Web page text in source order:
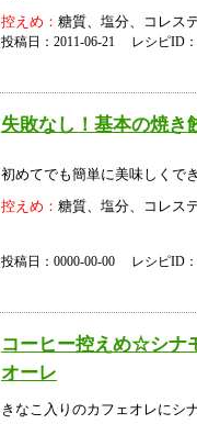
控えめ： 糖質、塩分、コレス
投稿日：2011-06-21 レシピID
失敗なし！基本の焼き
初めてでも簡単に美味しくで
控えめ： 糖質、塩分、コレス
投稿日：0000-00-00 レシピID
コーヒー控えめ☆シナ
オーレ
きなこ入りのカフェオレにシ